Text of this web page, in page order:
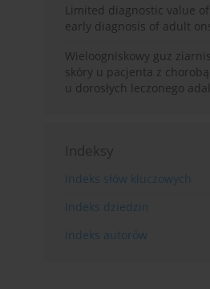
Limited diagnostic value
early diagnosis of adult
Wieloogniskowy guz
skóry u pacjenta z
u dorosłych leczonego
Indeksy
Indeks słów kluczowych
Indeks dziedzin
Indeks autorów